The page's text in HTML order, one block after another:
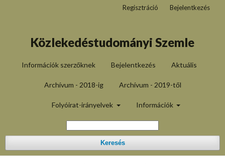
Közlekedéstudományi Szemle
Információk szerzőknek Bejelentkezés Aktuális
Archívum - 2018-ig Archívum - 2019-től
Folyóirat-irányelvek Információk
Keresés
Regisztráció Bejelentkezés